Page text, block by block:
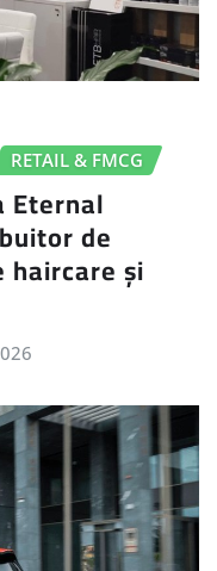
RETAIL & FMCG
Eternal
de
haircare și